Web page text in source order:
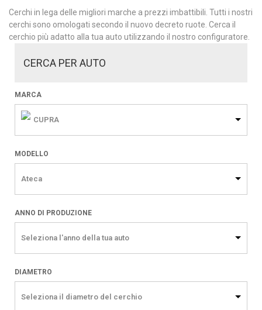
Cerchi in lega delle migliori marche a prezzi imbattibili. Tutti i nostri
cerchi sono omologati secondo il nuovo decreto ruote. Cerca il
cerchio più adatto alla tua auto utilizzando il nostro configuratore.
CERCA PER AUTO
MARCA
CUPRA
MODELLO
Ateca
ANNO DI PRODUZIONE
Seleziona l'anno della tua auto
DIAMETRO
Seleziona il diametro del cerchio